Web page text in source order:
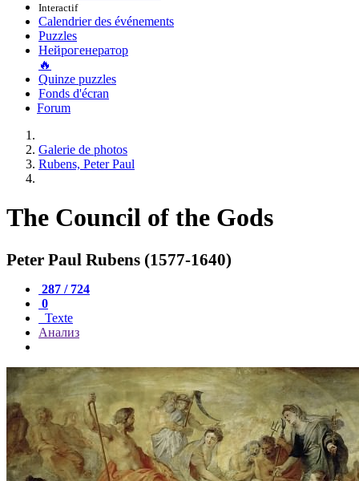
Interactif
Calendrier des événements
Puzzles
Нейрогенератор
🔥
Quinze puzzles
Fonds d'écran
Forum
Galerie de photos
Rubens, Peter Paul
The Council of the Gods
Peter Paul Rubens (1577-1640)
287 / 724
0
Texte
Анализ